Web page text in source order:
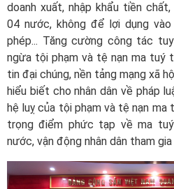
doanh xuất, nhập khẩu tiền
04 nước, không để lợi dụng
phép... Tăng cường công tác
ngừa tội phạm và tệ nạn ma tuý
tin đại chúng, nền tảng mạng xã
hiểu biết cho nhân dân về pháp
hệ luỵ của tội phạm và tệ nạn
trọng điểm phức tạp về ma
nước, vận động nhân dân tham